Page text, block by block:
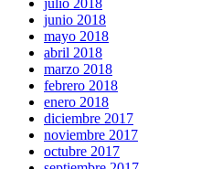
junio 2018
mayo 2018
abril 2018
marzo 2018
febrero 2018
enero 2018
diciembre 2017
noviembre 2017
octubre 2017